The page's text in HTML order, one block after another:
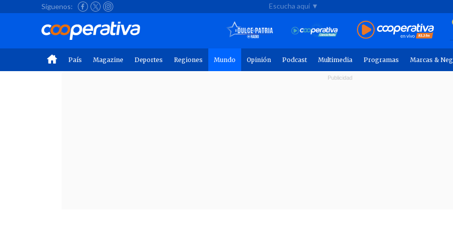
Síguenos: Escucha aquí ▼
País Magazine Deportes Regiones Mundo Opinión Podcast Multimedia Programas Marcas &